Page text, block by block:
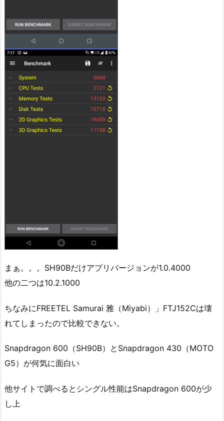
まぁ。。。SH90Bだけアプリバージョンが1.0.4000
他の二つは10.2.1000
ちなみにFREETEL Samurai 雅（Miyabi）」FTJ152Cは壊
れてしまったので比較できない。
Snapdragon 600（SH90B）とSnapdragon 430（MOTO
G5）が何気に面白い
他サイトで調べるとシングル性能はSnapdragon 600が少
し上